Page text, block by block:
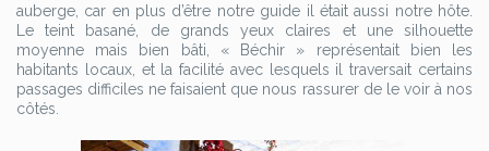
auberge, car en plus d’être notre guide il était aussi notre hôte.
Le teint basané, de grands yeux claires et une silhouette
moyenne mais bien bâti, « Béchir » représentait bien les
habitants locaux, et la facilité avec lesquels il traversait certains
passages difficiles ne faisaient que nous rassurer de le voir à nos
côtés.